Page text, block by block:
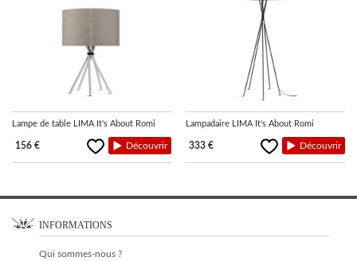
Lampe de table LIMA It's About Romi
156 € Découvrir
Lampadaire LIMA It's About Romi
333 € Découvrir
INFORMATIONS
Qui sommes-nous ?